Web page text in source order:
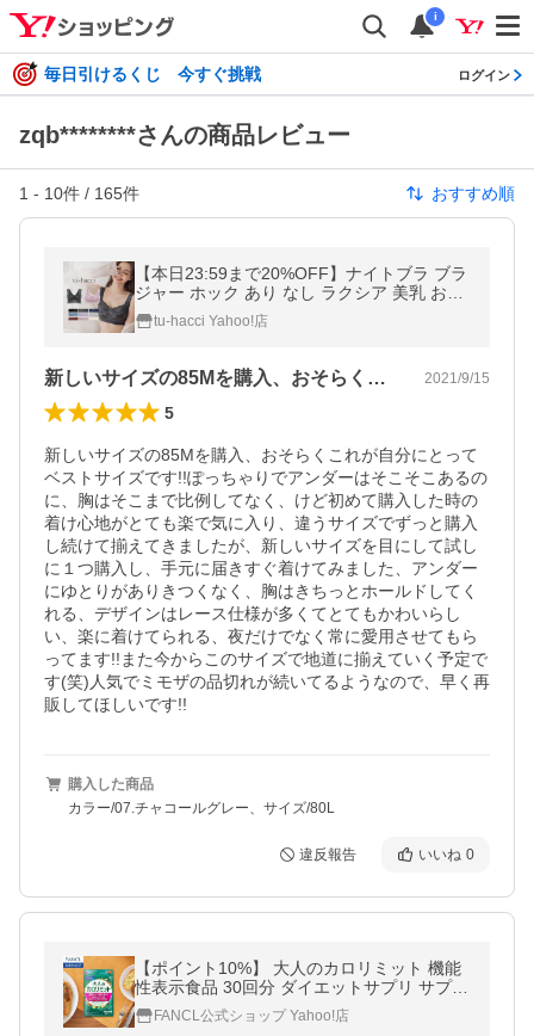
i
毎日引けるくじ 今すぐ挑戦 ログイン
zqb********さんの商品レビュー
1 - 10件 / 165件 おすすめ順
【本日23:59まで20%OFF】ナイトブラ ブラ
ジャー ホック あり なし ラクシア 美乳 おす
すめ 大きいサイズ 授乳 授乳ブラ 産前 産後
ツーハッチ
tu-hacci Yahoo!店
新しいサイズの85Mを購入、おそらくこ… 2021/9/15
5
新しいサイズの85Mを購入、おそらくこれが自分にとって
ベストサイズです!!ぽっちゃりでアンダーはそこそこあるの
に、胸はそこまで比例してなく、けど初めて購入した時の
着け心地がとても楽で気に入り、違うサイズでずっと購入
し続けて揃えてきましたが、新しいサイズを目にして試し
に１つ購入し、手元に届きすぐ着けてみました、アンダー
にゆとりがありきつくなく、胸はきちっとホールドしてく
れる、デザインはレース仕様が多くてとてもかわいらし
い、楽に着けてられる、夜だけでなく常に愛用させてもら
ってます!!また今からこのサイズで地道に揃えていく予定で
す(笑)人気でミモザの品切れが続いてるようなので、早く再
販してほしいです!!
購入した商品
カラー/07.チャコールグレー、サイズ/80L
違反報告 いいね 0
【ポイント10%】 大人のカロリミット 機能
性表示食品 30回分 ダイエットサプリ サプリ
メント ブラックジンジャー 健康食品 ファン
ケル FANCL 公式
FANCL公式ショップ Yahoo!店